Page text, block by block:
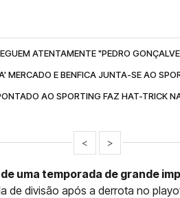
ATENTAMENTE "PEDRO
MERCADO E BENFICA JUNTA-SE AO
AO SPORTING FAZ HAT-TRICK
< >
uma temporada de grande
de divisão após a derrota no